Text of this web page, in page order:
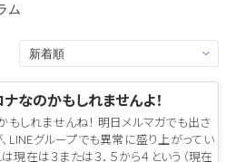
ム
なのかもしれませんよ！
しれませんね！ 明日メルマガでも出さ
LINEグループでも異常に盛り上がってい
は現在は３または３．５から４という（現在